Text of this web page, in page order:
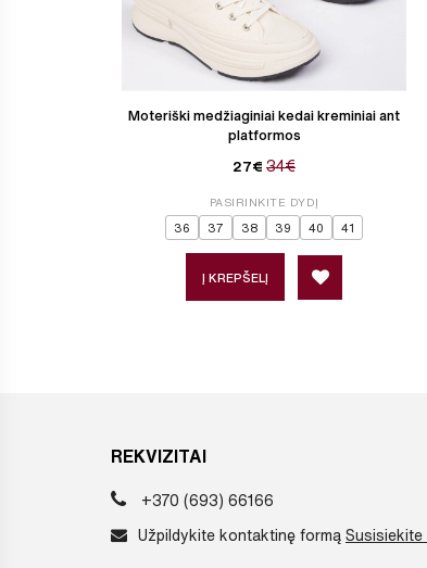
Moteriški medžiaginiai kedai kreminiai ant
platformos
27€ 34€
PASIRINKITE DYDĮ
36 37 38 39 40 41
Į KREPŠELĮ
REKVIZITAI
+370 (693) 66166
Užpildykite kontaktinę formą Susisiekite